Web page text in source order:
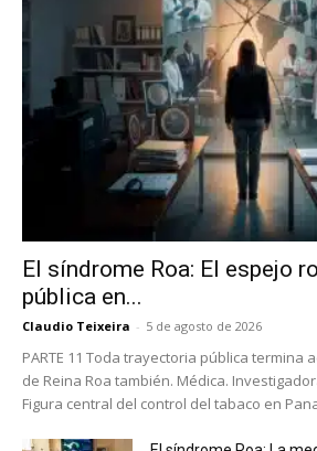
El síndrome Roa: El espejo
pública en...
Claudio Teixeira - 5 de agosto de 2026
PARTE 11 Toda trayectoria pública termina
de Reina Roa también. Médica.
Figura central del control del tabaco en